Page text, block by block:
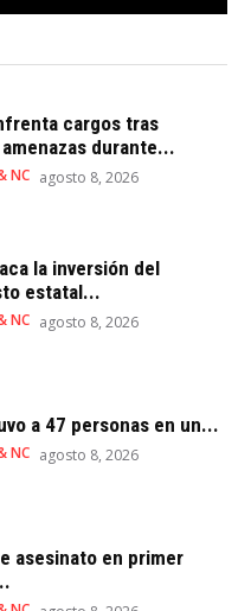
cargos tras
durante...
NC agosto 8, 2026
la inversión del
estatal...
NC agosto 8, 2026
a 47 personas en un...
NC agosto 8, 2026
asesinato en primer